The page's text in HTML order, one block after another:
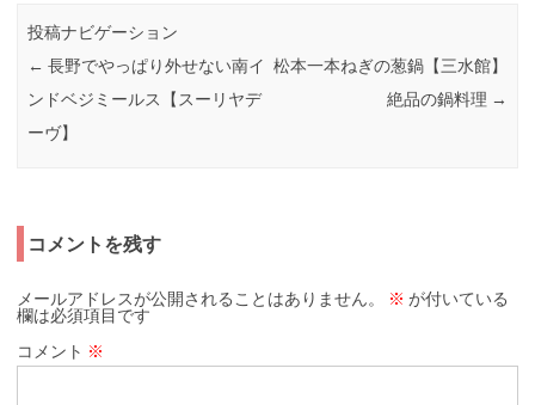
投稿ナビゲーション
← 長野でやっぱり外せない南イ
ンドベジミールス【スーリヤデ
ーヴ】
松本一本ねぎの葱鍋【三水館】
絶品の鍋料理 →
コメントを残す
メールアドレスが公開されることはありません。 ※ が付いている
欄は必須項目です
コメント ※